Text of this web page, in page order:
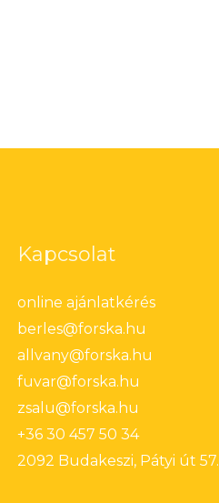
Kapcsolat
online ajánlatkérés
berles@forska.hu
allvany@forska.hu
fuvar@forska.hu
zsalu@forska.hu
+36 30 457 50 34
2092 Budakeszi, Pátyi út 57.